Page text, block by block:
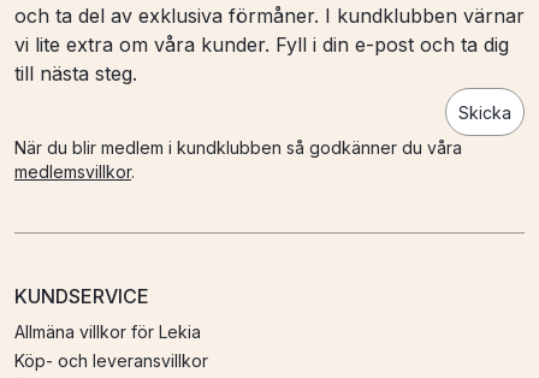
och ta del av exklusiva förmåner. I kundklubben värnar
vi lite extra om våra kunder. Fyll i din e-post och ta dig
till nästa steg.
Skicka
När du blir medlem i kundklubben så godkänner du våra
medlemsvillkor.
KUNDSERVICE
Allmäna villkor för Lekia
Köp- och leveransvillkor